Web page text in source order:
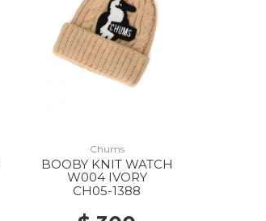
Chums
BOOBY KNIT WATCH
W004 IVORY
CH05-1388